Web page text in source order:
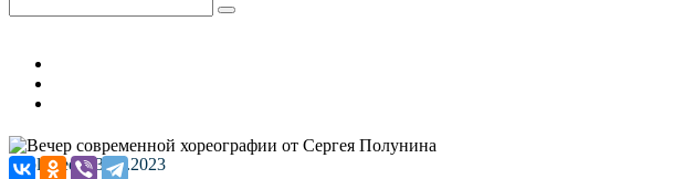
Published: 13.02.2023